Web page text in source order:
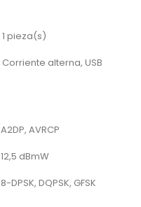
1 pieza(s)
Corriente alterna, USB
A2DP, AVRCP
12,5 dBmW
8-DPSK, DQPSK, GFSK